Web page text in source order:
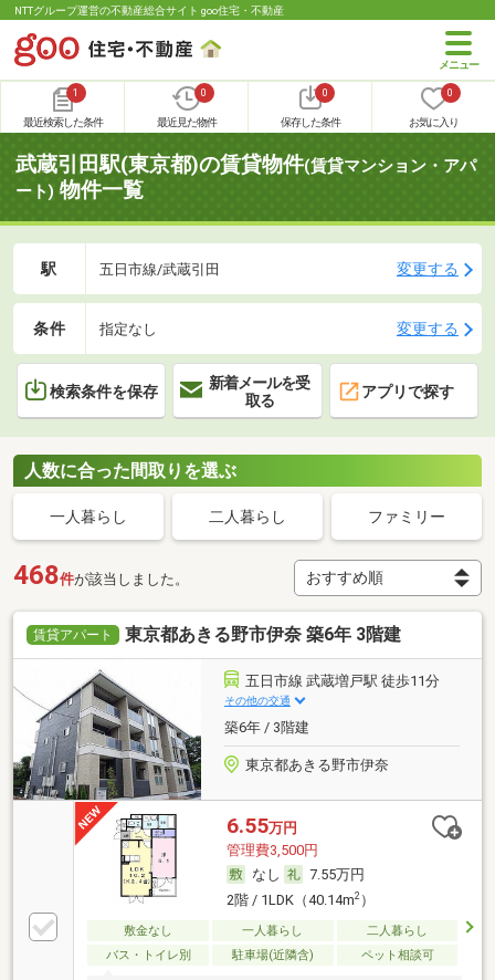
NTTグループ運営の不動産総合サイト goo住宅・不動産
1
最近検索した条件
0
最近見た物件
0
保存した条件
0
お気に入り
武蔵引田駅(東京都)の賃貸物件(賃貸マンション・アパ
ート) 物件一覧
駅 五日市線/武蔵引田 変更する
条件 指定なし 変更する
検索条件を保存
新着メールを受
取る
アプリで探す
人数に合った間取りを選ぶ
一人暮らし 二人暮らし ファミリー
468件が該当しました。
賃貸アパート 東京都あきる野市伊奈 築6年 3階建
五日市線 武蔵増戸駅 徒歩11分
その他の交通
築6年 / 3階建
東京都あきる野市伊奈
6.55万円
管理費3,500円
なし
7.55万円
2階 / 1LDK（40.14m2）
敷金なし 一人暮らし
二人暮らし
バス・トイレ別
駐車場(近隣含) ペット相談可